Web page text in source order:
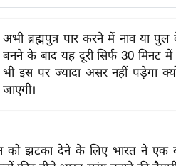
अभी ब्रह्मपुत्र पार करने में नाव
बनने के बाद यह दूरी सिर्फ 30 मिनट
भी इस पर ज्यादा असर नहीं पड़ेगा
जाएगी।
को झटका देने के लिए भारत ने एक